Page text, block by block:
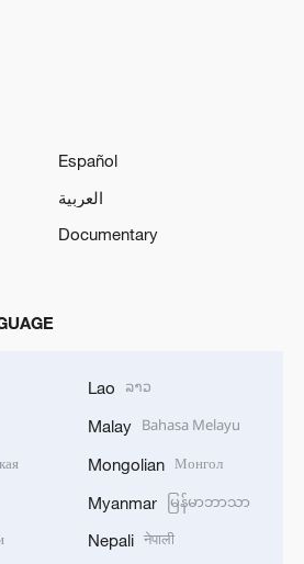
Español
العربية
Documentary
Lao ລາວ
Malay Bahasa Melayu
Mongolian Монгол
Myanmar မြန်မာဘာသာ
Nepali नेपाली